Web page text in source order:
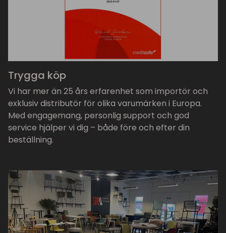
Trygga köp
Vi har mer än 25 års erfarenhet som importör och
exklusiv distributör för olika varumärken i Europa.
Med engagemang, personlig support och god
service hjälper vi dig – både före och efter din
beställning.